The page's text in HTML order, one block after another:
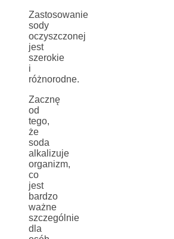
Zastosowanie
sody
oczyszczonej
jest
szerokie
i
różnorodne.
Zacznę
od
tego,
że
soda
alkalizuje
organizm,
co
jest
bardzo
ważne
szczególnie
dla